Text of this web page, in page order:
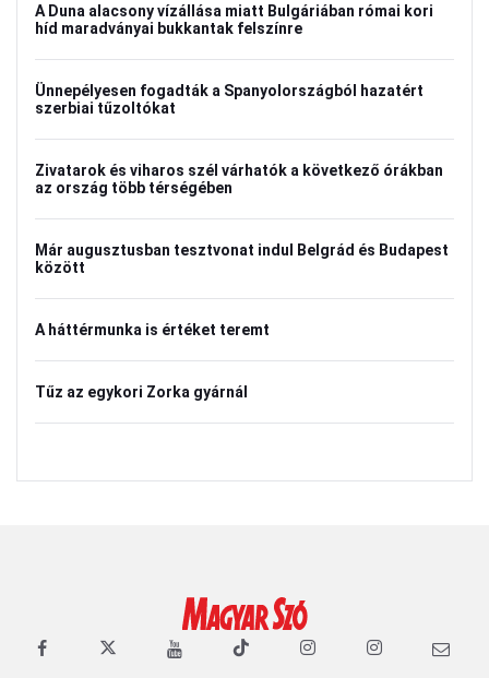
A Duna alacsony vízállása miatt Bulgáriában római kori
híd maradványai bukkantak felszínre
Ünnepélyesen fogadták a Spanyolországból hazatért
szerbiai tűzoltókat
Zivatarok és viharos szél várhatók a következő órákban
az ország több térségében
Már augusztusban tesztvonat indul Belgrád és Budapest
között
A háttérmunka is értéket teremt
Tűz az egykori Zorka gyárnál